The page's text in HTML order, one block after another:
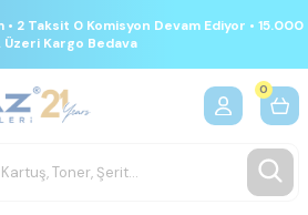
2 Taksit 0 Komisyon Devam Ediyor • 15.000
Üzeri Kargo Bedava
0